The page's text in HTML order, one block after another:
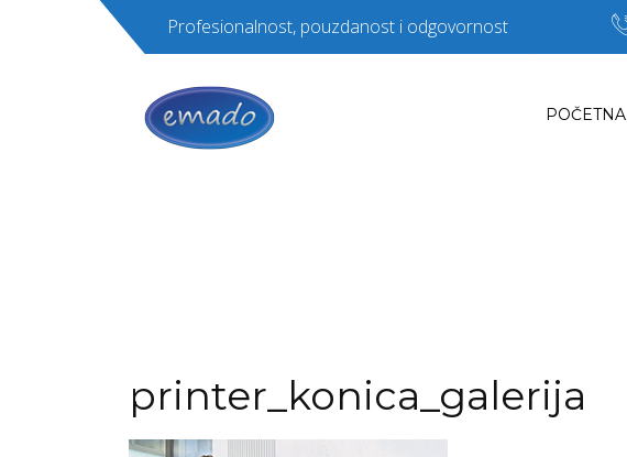
Profesionalnost, pouzdanost i odgovornost
POČETNA
printer_konica_galerija